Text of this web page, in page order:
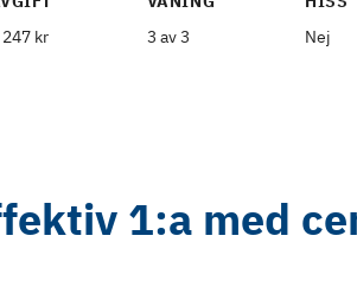
247 kr
3 av 3
Nej
1:a med